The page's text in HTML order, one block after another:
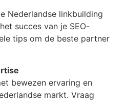
Nederlandse linkbuilding
succes van je SEO-
tips om de beste partner
bewezen ervaring en
markt. Vraag